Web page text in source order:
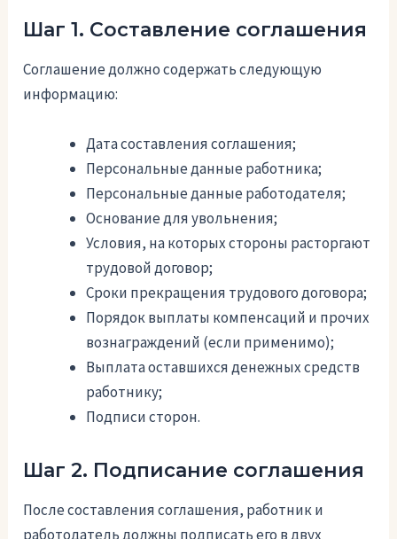
Шаг 1. Составление соглашения
Соглашение должно содержать следующую
информацию:
Дата составления соглашения;
Персональные данные работника;
Персональные данные работодателя;
Основание для увольнения;
Условия, на которых стороны расторгают
трудовой договор;
Сроки прекращения трудового договора;
Порядок выплаты компенсаций и прочих
вознаграждений (если применимо);
Выплата оставшихся денежных средств
работнику;
Подписи сторон.
Шаг 2. Подписание соглашения
После составления соглашения, работник и
работодатель должны подписать его в двух